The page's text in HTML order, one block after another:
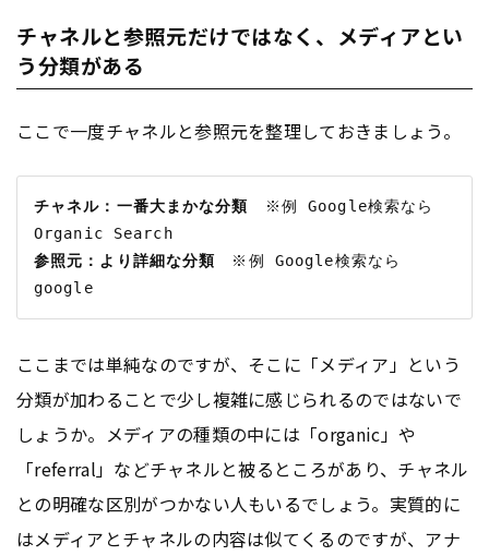
チャネルと参照元だけではなく、メディアとい
う分類がある
ここで一度チャネルと参照元を整理しておきましょう。
チャネル：一番大まかな分類 ※例 Google検索なら
参照元：より詳細な分類 ※例 Google検索なら
ここまでは単純なのですが、そこに「メディア」という
分類が加わることで少し複雑に感じられるのではないで
しょうか。メディアの種類の中には「organic」や
「referral」などチャネルと被るところがあり、チャネル
との明確な区別がつかない人もいるでしょう。実質的に
はメディアとチャネルの内容は似てくるのですが、アナ